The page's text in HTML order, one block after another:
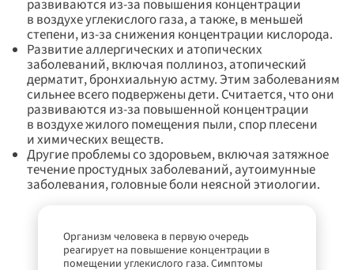
развиваются из-за повышения концентрации
в воздухе углекислого газа, а также, в меньшей
степени, из-за снижения концентрации кислорода.
Развитие аллергических и атопических
заболеваний, включая поллиноз, атопический
дерматит, бронхиальную астму. Этим заболеваниям
сильнее всего подвержены дети. Считается, что они
развиваются из-за повышенной концентрации
в воздухе жилого помещения пыли, спор плесени
и химических веществ.
Другие проблемы со здоровьем, включая затяжное
течение простудных заболеваний, аутоимунные
заболевания, головные боли неясной этиологии.
Организм человека в первую очередь
реагирует на повышение концентрации в
помещении углекислого газа. Симптомы